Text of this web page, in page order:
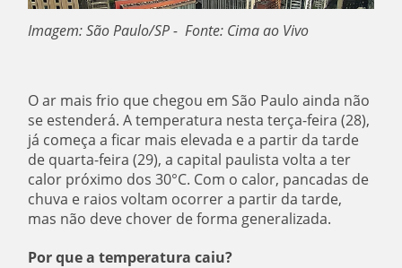
Imagem: São Paulo/SP - Fonte: Cima ao Vivo
O ar mais frio que chegou em São Paulo ainda não
se estenderá. A temperatura nesta terça-feira (28),
já começa a ficar mais elevada e a partir da tarde
de quarta-feira (29), a capital paulista volta a ter
calor próximo dos 30°C. Com o calor, pancadas de
chuva e raios voltam ocorrer a partir da tarde,
mas não deve chover de forma generalizada.
Por que a temperatura caiu?